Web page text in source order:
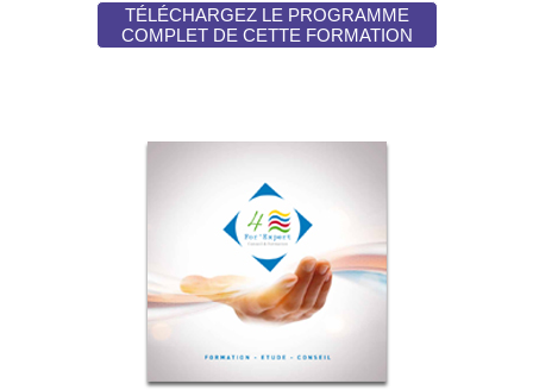
TÉLÉCHARGEZ LE PROGRAMME
COMPLET DE CETTE FORMATION